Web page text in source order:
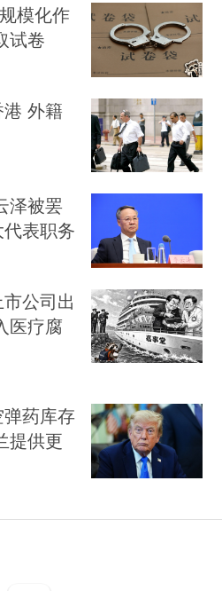
模化作
试卷
外籍
泽被罢
表职务
市公司出
医疗腐
药库存
提供更